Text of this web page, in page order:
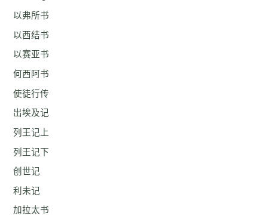
以弗所书
以西结书
以赛亚书
何西阿书
使徒行传
出埃及记
列王记上
列王记下
创世记
利未记
加拉太书